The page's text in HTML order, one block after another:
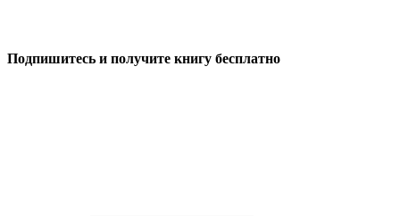
Подпишитесь и получите книгу бесплатно